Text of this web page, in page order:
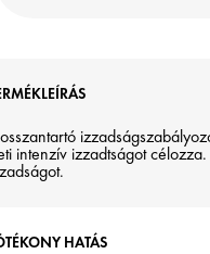
intenzív izzadtságot
HATÁS